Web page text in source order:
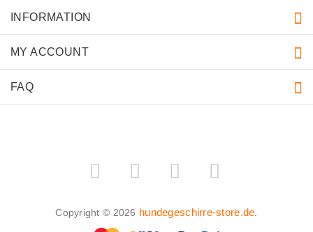
INFORMATION
MY ACCOUNT
FAQ
Copyright © 2026 hundegeschirre-store.de.